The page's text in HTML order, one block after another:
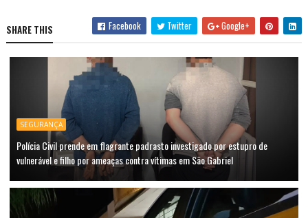
SHARE THIS Facebook Twitter Google+
SEGURANÇA
Polícia Civil prende em flagrante padrasto investigado por estupro de
vulnerável e filho por ameaças contra vítimas em São Gabriel